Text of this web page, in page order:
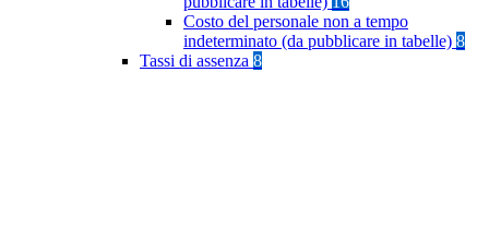
Costo del personale non a tempo
indeterminato (da pubblicare in tabelle) 8
Tassi di assenza 8